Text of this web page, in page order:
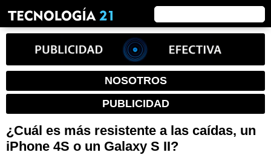
NOSOTROS
PUBLICIDAD
¿Cuál es más resistente a las caídas, un
iPhone 4S o un Galaxy S II?